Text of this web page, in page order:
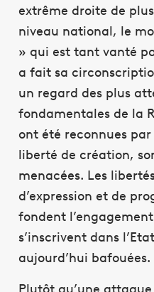
extrême droite de
niveau national, le
» qui est tant vanté
a fait sa
un regard des plus
fondamentales de la
ont été reconnues
liberté de création,
menacées. Les
d’expression et de
fondent
s’inscrivent dans
aujourd’hui bafouées.